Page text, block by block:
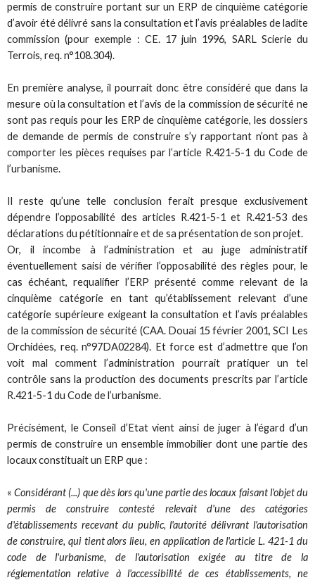
permis de construire portant sur un ERP de cinquième catégorie
d’avoir été délivré sans la consultation et l’avis préalables de ladite
commission (pour exemple : CE. 17 juin 1996, SARL Scierie du
Terrois, req. n°108.304).
En première analyse, il pourrait donc être considéré que dans la
mesure où la consultation et l’avis de la commission de sécurité ne
sont pas requis pour les ERP de cinquième catégorie, les dossiers
de demande de permis de construire s’y rapportant n’ont pas à
comporter les pièces requises par l’article R.421-5-1 du Code de
l’urbanisme.
Il reste qu’une telle conclusion ferait presque exclusivement
dépendre l’opposabilité des articles R.421-5-1 et R.421-53 des
déclarations du pétitionnaire et de sa présentation de son projet.
Or, il incombe à l’administration et au juge administratif
éventuellement saisi de vérifier l’opposabilité des règles pour, le
cas échéant, requalifier l’ERP présenté comme relevant de la
cinquième catégorie en tant qu’établissement relevant d’une
catégorie supérieure exigeant la consultation et l’avis préalables
de la commission de sécurité (CAA. Douai 15 février 2001, SCI Les
Orchidées, req. n°97DA02284). Et force est d’admettre que l’on
voit mal comment l’administration pourrait pratiquer un tel
contrôle sans la production des documents prescrits par l’article
R.421-5-1 du Code de l’urbanisme.
Précisément, le Conseil d’Etat vient ainsi de juger à l’égard d’un
permis de construire un ensemble immobilier dont une partie des
locaux constituait un ERP que :
«Considérant (...) que dès lors qu'une partie des locaux faisant l'objet du
permis de construire contesté relevait d'une des catégories
d'établissements recevant du public, l'autorité délivrant l'autorisation
de construire, qui tient alors lieu, en application de l'article L. 421-1 du
code de l'urbanisme, de l'autorisation exigée au titre de la
réglementation relative à l'accessibilité de ces établissements, ne